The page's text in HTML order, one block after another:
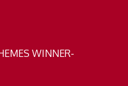
WINNER-